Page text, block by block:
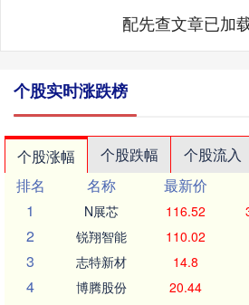
配先查文章已加
个股实时涨跌榜
个股涨幅 个股跌幅 个股流入
排名
名称 最新价
1
N展芯 116.52
2 锐翔智能 110.02
3 志特新材 14.8
4 博腾股份 20.44